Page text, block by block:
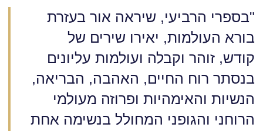
"בספרי הרביעי, שיראה אור בעזרת
בורא העולמות, יאירו שירים של
קודש, זוהר וקבלה ועולמות עליונים
בנסתר רוח החיים, האהבה, הבריאה,
הנשיות והאימהיות ופרוזה מעולמי
הרוחני והגופני המחולל בנשימה אחת